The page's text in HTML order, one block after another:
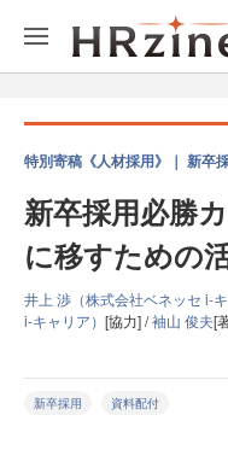
特別寄稿《人材採用》｜ 新卒
新卒採用必勝
に移すための
井上 渉（株式会社ベネッセ i-キ
i-キャリア） [協力] /袖山 俊夫[
新卒採用 資料配付